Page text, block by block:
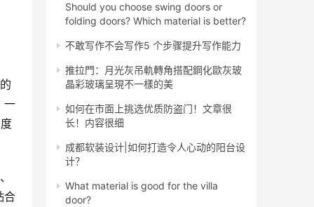
一
合
Should you choose swing doors or
folding doors? Which material is better?
不敢写作不会写作5 个步骤提升写作能力️
推拉門：月光灰吊軌轉角搭配鋼化歐灰玻
晶彩玻璃呈現不一樣的美
如何在市面上挑选优质防盗门！文章很
长！内容很细
成都软装设计|如何打造令人心动的阳台设
计？
What material is good for the villa
door?